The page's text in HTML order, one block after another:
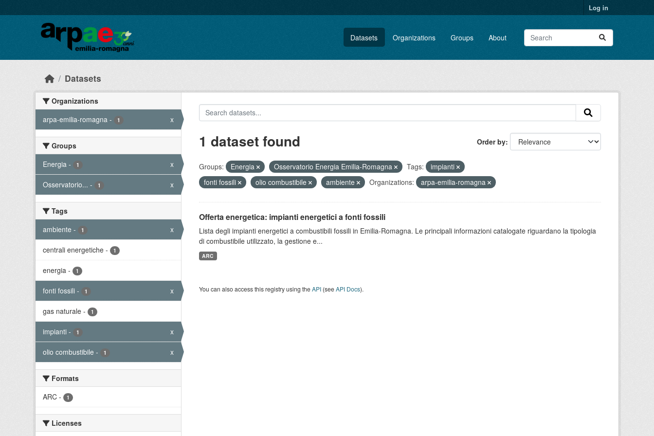
Log in
Datasets Organizations Groups About
Datasets
Organizations
arpa-emilia-romagna - 1 x
Groups
Energia - 1 x
Osservatorio... - 1 x
Tags
ambiente - 1 x
centrali energetiche - 1
energia - 1
fonti fossili - 1 x
gas naturale - 1
impianti - 1 x
olio combustibile - 1 x
Formats
ARC - 1
Licenses
Order by
1 dataset found
Groups: Energia Osservatorio Energia Emilia-Romagna Tags:
impianti
fonti fossili
olio combustibile ambiente Organizations: arpa-emilia-romagna
Offerta energetica: impianti energetici a fonti fossili
Lista degli impianti energetici a combustibili fossili in Emilia-Romagna. Le principali informazioni catalogate riguardano la tipologia
di combustibile utilizzato, la gestione e...
ARC
You can also access this registry using theAPI(seeAPI Docs).